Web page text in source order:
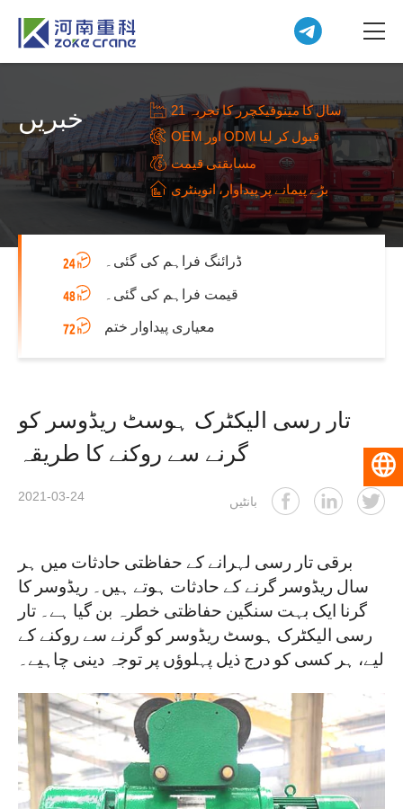
خبریں
21 سال کا مینوفیکچرر کا تجربہ
OEM اور ODM قبول کر لیا
مسابقتی قیمت
بڑے پیمانے پر پیداوار، انوینٹری
ڈرائنگ فراہم کی گئی۔
قیمت فراہم کی گئی۔
معیاری پیداوار ختم
تار رسی الیکٹرک ہوسٹ ریڈوسر کو
گرنے سے روکنے کا طریقہ
2021-03-24
برقی تار رسی لہرانے کے حفاظتی حادثات میں ہر
سال ریڈوسر گرنے کے حادثات ہوتے ہیں۔ ریڈوسر کا
گرنا ایک بہت سنگین حفاظتی خطرہ بن گیا ہے۔ تار
رسی الیکٹرک ہوسٹ ریڈوسر کو گرنے سے روکنے کے
لیے، ہر کسی کو درج ذیل پہلوؤں پر توجہ دینی چاہیے۔
اردو